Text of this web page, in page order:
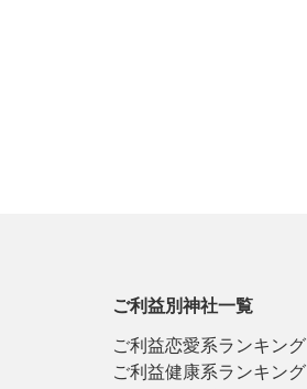
ご利益別神社一覧
ご利益恋愛系ランキング
ご利益健康系ランキング